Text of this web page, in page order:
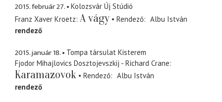
2015. február 27.
Kolozsvár Új Stúdió
Franz Xaver Kroetz A vágy Rendező
Albu István
rendező
2015. január 18.
Tompa társulat Kisterem
Fjodor Mihajlovics Dosztojevszkij - Richard Crane
Karamazovok Rendező
Albu István
rendező